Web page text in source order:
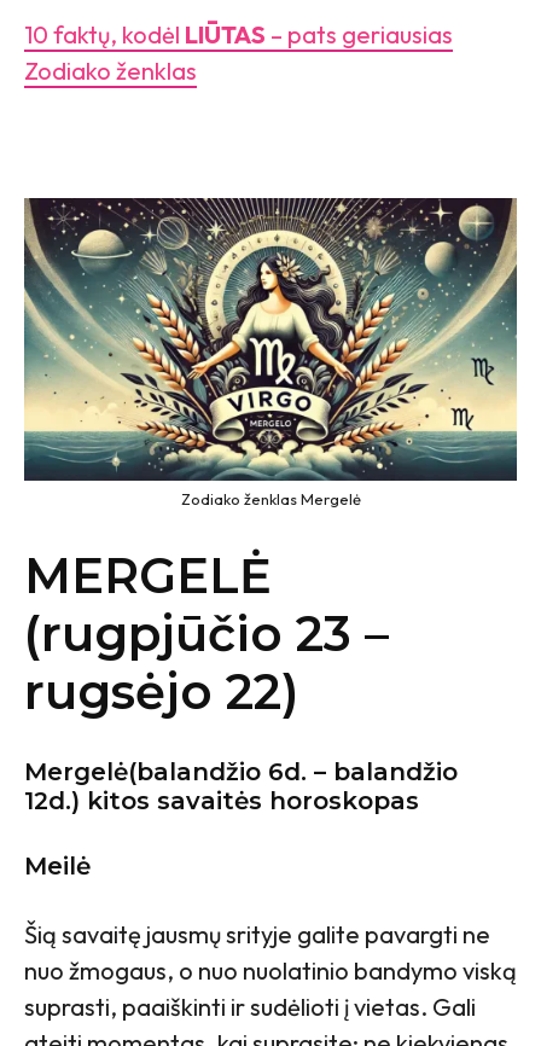
10 faktų, kodėl LIŪTAS – pats geriausias
Zodiako ženklas
Zodiako ženklas Mergelė
MERGELĖ
(rugpjūčio 23 –
rugsėjo 22)
Mergelė(balandžio 6d. – balandžio
12d.) kitos savaitės horoskopas
Meilė
Šią savaitę jausmų srityje galite pavargti ne
nuo žmogaus, o nuo nuolatinio bandymo viską
suprasti, paaiškinti ir sudėlioti į vietas. Gali